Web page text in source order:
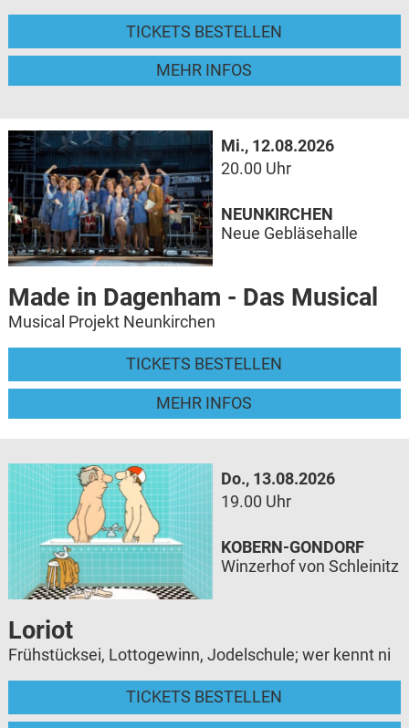
TICKETS BESTELLEN
MEHR INFOS
Mi., 12.08.2026
20.00 Uhr
Made in Dagenham - Das Musical
Musical Projekt Neunkirchen
TICKETS BESTELLEN
MEHR INFOS
NEUNKIRCHEN
Neue Gebläsehalle
Do., 13.08.2026
19.00 Uhr
Loriot
Frühstücksei, Lottogewinn, Jodelschule; wer kennt ni
TICKETS BESTELLEN
KOBERN-GONDORF
Winzerhof von Schleinitz